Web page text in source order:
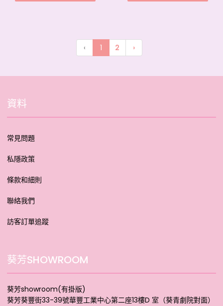
‹ 1 2 ›
資料
常見問題
私隱政策
條款和細則
聯絡我們
訪客訂單追蹤
葵芳SHOWROOM
葵芳showroom(有掛版)
葵芳葵豐街33-39號華豐工業中心第二座13樓D 室（葵青劇院對面）